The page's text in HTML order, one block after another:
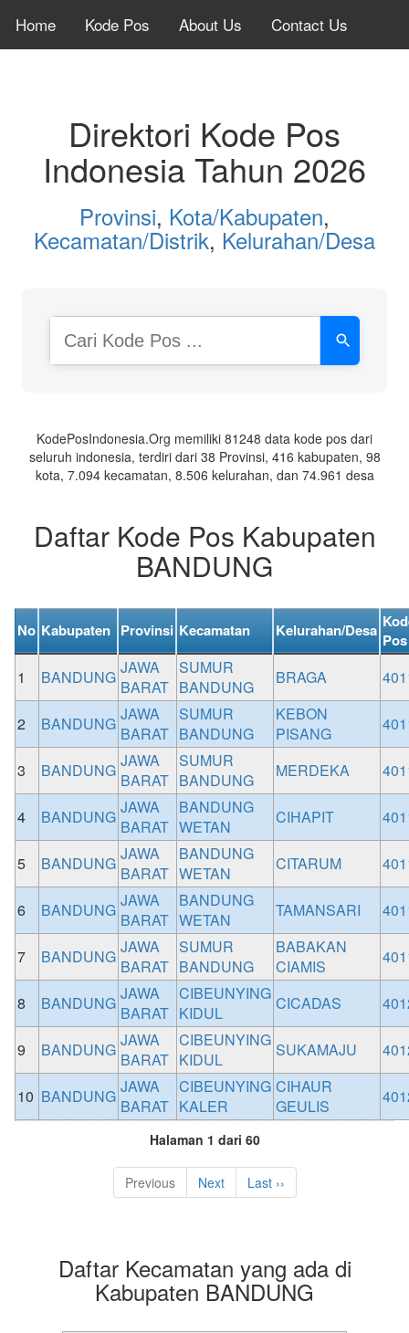
Home Kode Pos About Us Contact Us
Direktori Kode Pos
Indonesia Tahun 2026
Provinsi, Kota/Kabupaten,
Kecamatan/Distrik, Kelurahan/Desa
Cari
Kode
Pos
KodePosIndonesia.Org memiliki 81248 data kode pos dari
seluruh indonesia, terdiri dari 38 Provinsi, 416 kabupaten, 98
kota, 7.094 kecamatan, 8.506 kelurahan, dan 74.961 desa
Daftar Kode Pos Kabupaten
BANDUNG
No Kabupaten Provinsi Kecamatan Kelurahan/Desa Pos
1 BANDUNG JAWA
BARAT
SUMUR
BANDUNG
BRAGA
2 BANDUNG JAWA
BARAT
SUMUR
BANDUNG
KEBON
PISANG
3 BANDUNG JAWA
BARAT
SUMUR
BANDUNG
MERDEKA
4 BANDUNG JAWA
BARAT
BANDUNG
WETAN
CIHAPIT
5 BANDUNG JAWA
BARAT
BANDUNG
WETAN
CITARUM
6 BANDUNG JAWA
BARAT
BANDUNG
WETAN
TAMANSARI
7 BANDUNG JAWA
BARAT
SUMUR
BANDUNG
BABAKAN
CIAMIS
8 BANDUNG JAWA
BARAT
CIBEUNYING
KIDUL
CICADAS
9 BANDUNG JAWA
BARAT
CIBEUNYING
KIDUL
SUKAMAJU
10 BANDUNG JAWA
BARAT
CIBEUNYING
KALER
CIHAUR
GEULIS
Halaman 1 dari 60
Previous Next Last ››
Daftar Kecamatan yang ada di
Kabupaten BANDUNG